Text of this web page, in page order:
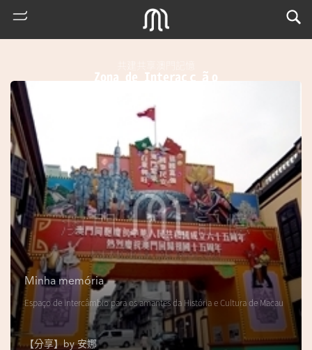
門
搜
索
m
Zona de Interacção
Minha memória
Espaço de intercâmbio para os amantes da História e Cultura de Macau
【分享】by安娜